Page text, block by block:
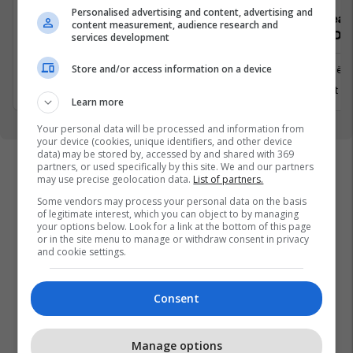
Senior Product Designer (UX/UI) 4-
Day Workweek
Prishtinë
7 Gusht 2026
Senior
.NET) 4-
Prishtinë
5 Gusht
Personalised advertising and content, advertising and
content measurement, audience research and
services development
Store and/or access information on a device
Learn more
Your personal data will be processed and information from
your device (cookies, unique identifiers, and other device
data) may be stored by, accessed by and shared with 369
partners, or used specifically by this site. We and our partners
may use precise geolocation data. List of partners.
Some vendors may process your personal data on the basis
of legitimate interest, which you can object to by managing
your options below. Look for a link at the bottom of this page
or in the site menu to manage or withdraw consent in privacy
and cookie settings.
Consent
Manage options